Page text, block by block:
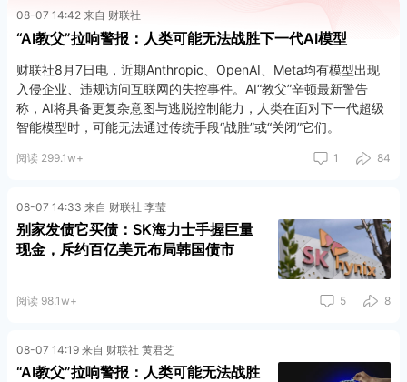
08-07 14:42 来自 财联社
“AI教父”拉响警报：人类可能无法战胜下一代AI模型
财联社8月7日电，近期Anthropic、OpenAI、Meta均有模型出现
入侵企业、违规访问互联网的失控事件。AI“教父”辛顿最新警告
称，AI将具备更复杂意图与逃脱控制能力，人类在面对下一代超级
智能模型时，可能无法通过传统手段“战胜”或“关闭”它们。
阅读 299.1w+ 1 84
08-07 14:33 来自 财联社 李莹
别家发债它买债：SK海力士手握巨量
现金，斥约百亿美元布局韩国债市
阅读 98.1w+ 5 8
08-07 14:19 来自 财联社 黄君芝
“AI教父”拉响警报：人类可能无法战胜